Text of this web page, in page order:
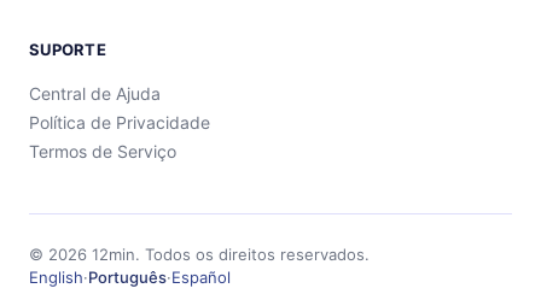
SUPORTE
Central de Ajuda
Política de Privacidade
Termos de Serviço
© 2026 12min. Todos os direitos reservados.
English·Português·Español